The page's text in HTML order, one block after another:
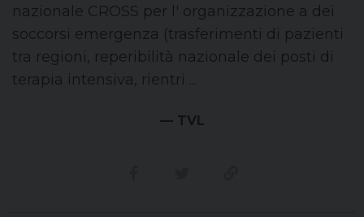
nazionale CROSS per l' organizzazione a dei
soccorsi emergenza (trasferimenti di pazienti
tra regioni, reperibilità nazionale dei posti di
terapia intensiva, rientri ...
— TVL